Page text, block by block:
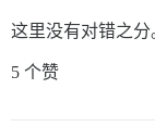
这里没有对错之分
5 个赞